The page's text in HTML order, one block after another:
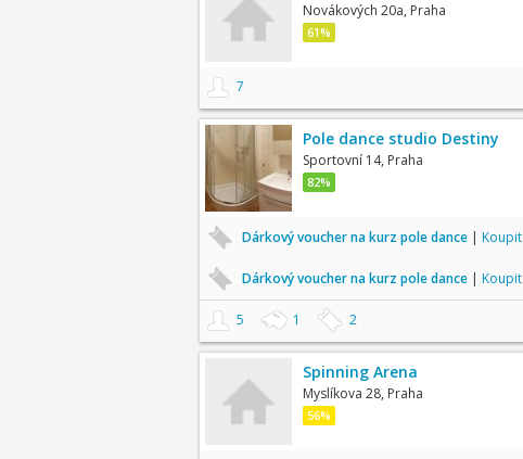
Novákových 20a, Praha
61%
7
Pole dance studio Destiny
Sportovní 14, Praha
82%
Dárkový voucher na kurz pole dance | Koupit
Dárkový voucher na kurz pole dance | Koupit
5 1 2
Spinning Arena
Myslíkova 28, Praha
56%